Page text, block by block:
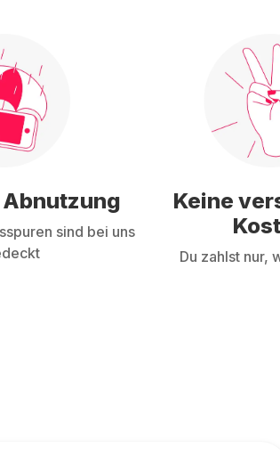
sind bei uns
Keine
Du zahlst nur,